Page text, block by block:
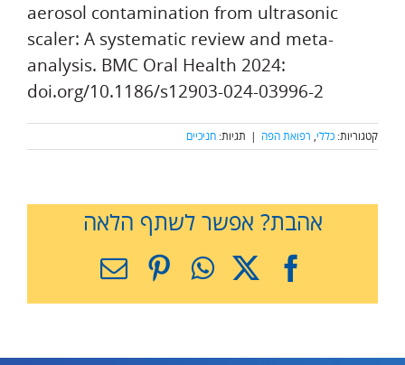
aerosol contamination from ultrasonic
scaler: A systematic review and meta-
analysis. BMC Oral Health 2024:
doi.org/10.1186/s12903-024-03996-2
קטגוריות: כללי, רפואת הפה | תגיות: חניכיים
אהבת? אפשר לשתף הלאה
Facebook
X
WhatsApp
Pinterest
כתובת